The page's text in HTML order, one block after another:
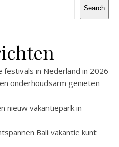
Search
festivals in Nederland in 2026
onderhoudsarm genieten
nieuw vakantiepark in
Bali vakantie kunt